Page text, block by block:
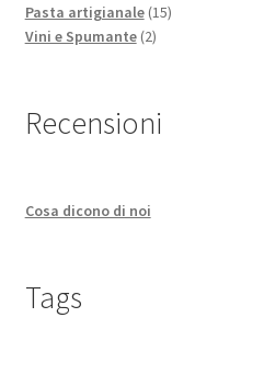
Pasta artigianale 1515
Vini e Spumante 22
Recensioni
Cosa dicono di noi
Tags